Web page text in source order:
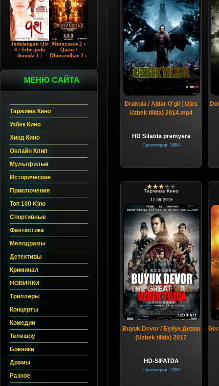
Jodulangan Qiz
4 / Sehr-jodu
domida 1 /
Egallangan 1 /
Hind kino
Uzbek tilida
Mutaxassis 2 :
Qasos /
Dhurandhar 2 :
Intiqom 2026
МЕНЮ САЙТА
Таржима Кино
Узбек Кино
Хинд Кино
Онлайн Клип
Мультфильм
Исторические
Приключения
Топ 100 Kino
Спортивные
Фантастика
Мелодрамы
Детективы
Криминал
НОВИНКИ
Триллеры
Концерты
Комедии
Телешоу
Боевики
Драмы
Разное
Drakula / Ajdar O'gli ( Ujas
Uzbek tilida) 2014.mp4
HD Sifatda premyera
Просмотров: 5884
Таржима Кино
17.09.2019
Buyuk Devor / Буйук Девор
(Uzbek tilida) 2017
HD-SIFATDA
Просмотров: 2093